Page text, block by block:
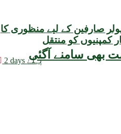
صارفین کے لیے منظوری کا
کمپنیوں کو منتقل
2 days پہلے